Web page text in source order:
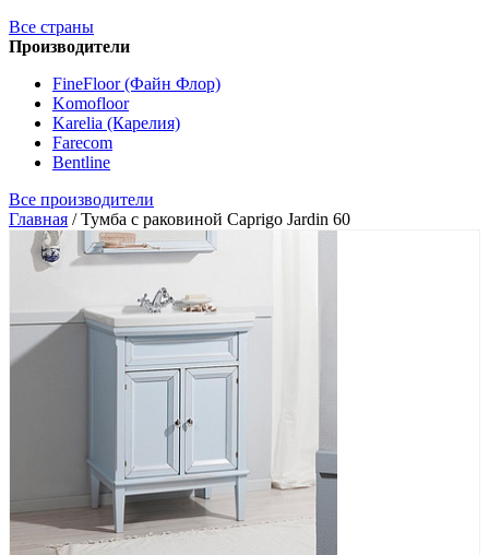
Все страны
Производители
FineFloor (Файн Флор)
Komofloor
Karelia (Карелия)
Farecom
Bentline
Все производители
Главная /Тумба с раковиной Caprigo Jardin 60